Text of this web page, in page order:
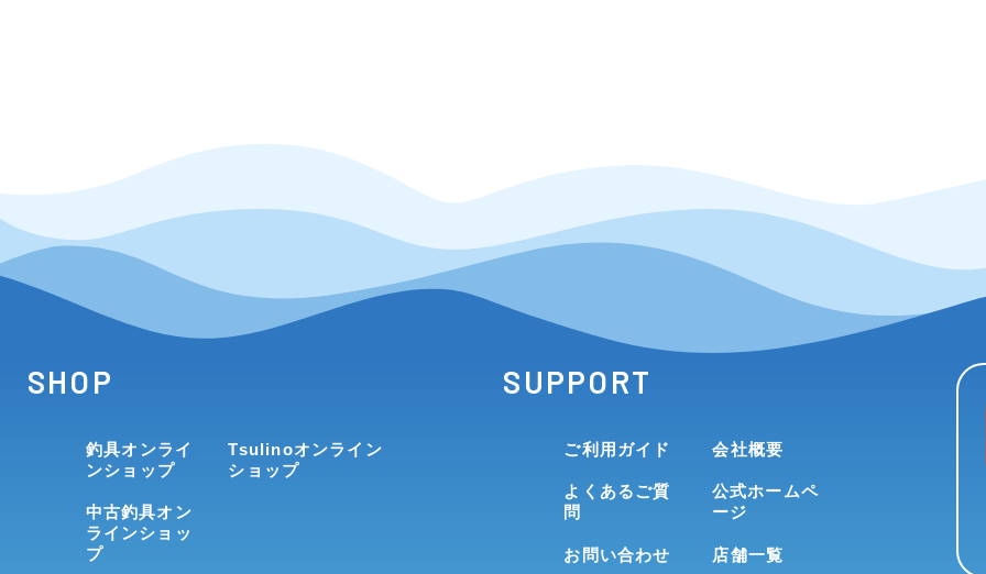
SHOP
釣具オンライ
ンショップ
中古釣具オン
ラインショッ
プ
Tsulinoオンライン
ショップ
SUPPORT
ご利用ガイド
よくあるご質
問
お問い合わせ
会社概要
公式ホームペ
ージ
店舗一覧